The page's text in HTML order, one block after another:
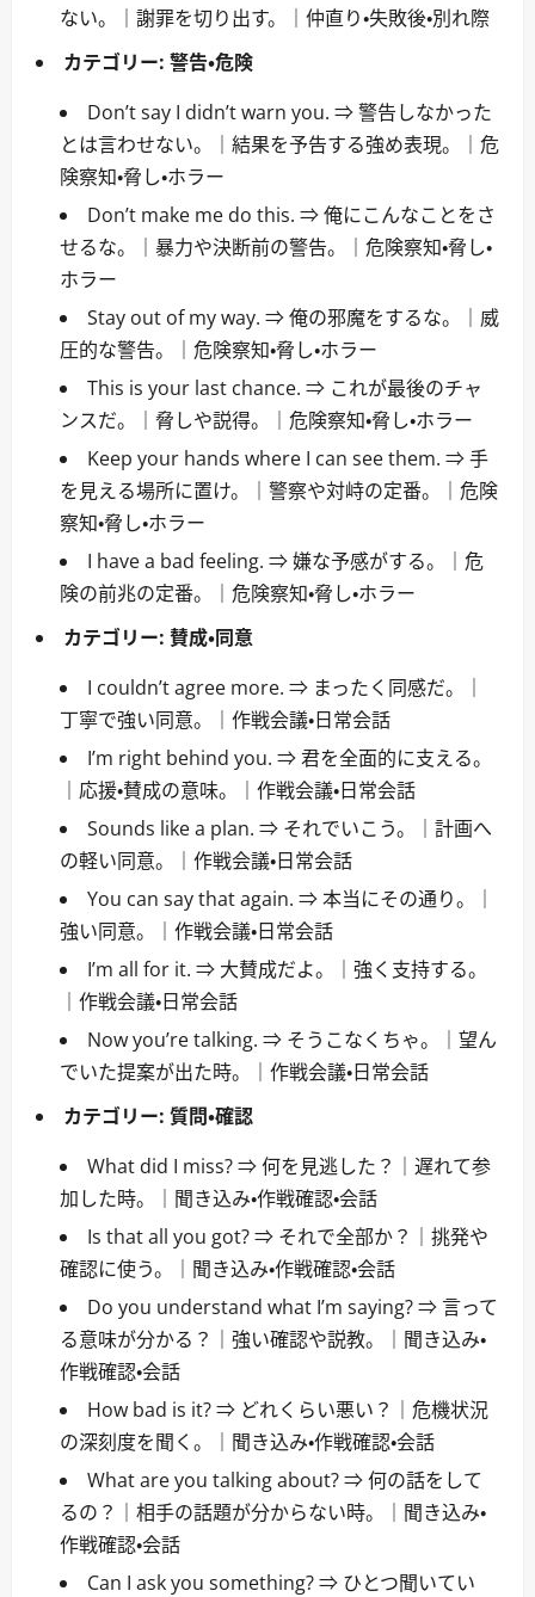
ない。｜謝罪を切り出す。｜仲直り・失敗後・別れ際
カテゴリー: 警告・危険
Don’t say I didn’t warn you. ⇒ 警告しなかった
とは言わせない。｜結果を予告する強め表現。｜危
険察知・脅し・ホラー
Don’t make me do this. ⇒ 俺にこんなことをさ
せるな。｜暴力や決断前の警告。｜危険察知・脅し・
ホラー
Stay out of my way. ⇒ 俺の邪魔をするな。｜威
圧的な警告。｜危険察知・脅し・ホラー
This is your last chance. ⇒ これが最後のチャ
ンスだ。｜脅しや説得。｜危険察知・脅し・ホラー
Keep your hands where I can see them. ⇒ 手
を見える場所に置け。｜警察や対峙の定番。｜危険
察知・脅し・ホラー
I have a bad feeling. ⇒ 嫌な予感がする。｜危
険の前兆の定番。｜危険察知・脅し・ホラー
カテゴリー: 賛成・同意
I couldn’t agree more. ⇒ まったく同感だ。｜
丁寧で強い同意。｜作戦会議・日常会話
I’m right behind you. ⇒ 君を全面的に支える。
｜応援・賛成の意味。｜作戦会議・日常会話
Sounds like a plan. ⇒ それでいこう。｜計画へ
の軽い同意。｜作戦会議・日常会話
You can say that again. ⇒ 本当にその通り。｜
強い同意。｜作戦会議・日常会話
I’m all for it. ⇒ 大賛成だよ。｜強く支持する。
｜作戦会議・日常会話
Now you’re talking. ⇒ そうこなくちゃ。｜望ん
でいた提案が出た時。｜作戦会議・日常会話
カテゴリー: 質問・確認
What did I miss? ⇒ 何を見逃した？｜遅れて参
加した時。｜聞き込み・作戦確認・会話
Is that all you got? ⇒ それで全部か？｜挑発や
確認に使う。｜聞き込み・作戦確認・会話
Do you understand what I’m saying? ⇒ 言って
る意味が分かる？｜強い確認や説教。｜聞き込み・
作戦確認・会話
How bad is it? ⇒ どれくらい悪い？｜危機状況
の深刻度を聞く。｜聞き込み・作戦確認・会話
What are you talking about? ⇒ 何の話をして
るの？｜相手の話題が分からない時。｜聞き込み・
作戦確認・会話
Can I ask you something? ⇒ ひとつ聞いてい